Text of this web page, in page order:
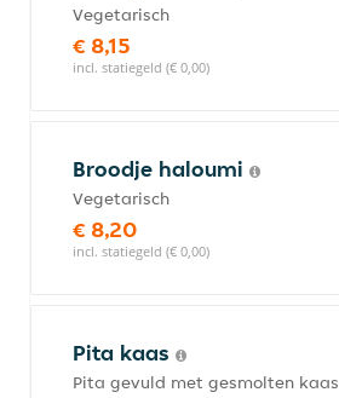
Vegetarisch
€ 8,15
incl. statiegeld (€ 0,00)
Broodje haloumi
Vegetarisch
€ 8,20
incl. statiegeld (€ 0,00)
Pita kaas
Pita gevuld met gesmolten kaas